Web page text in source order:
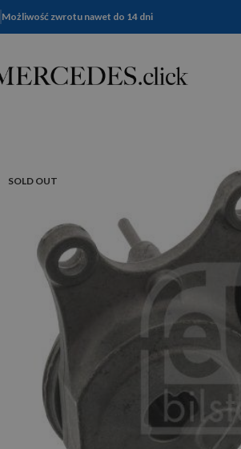
Możliwość zwrotu nawet do 14 dni
SOLD OUT